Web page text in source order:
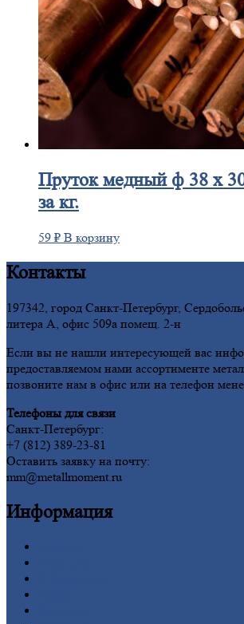
Прутокмедный ф 38 х
за кг.
59 ₽ В корзину
Контакты
197342, город Санкт-Петербург,
литера А, офис 509а помещ. 2-н
Если вы не нашли интересующей вас
предоставляемом нами ассортименте
позвоните нам в офис или на телефон
Телефоны для связи
Санкт-Петербург:
+7 (812) 389-23-81
Оставить заявку на почту:
mm@metallmoment.ru
Информация